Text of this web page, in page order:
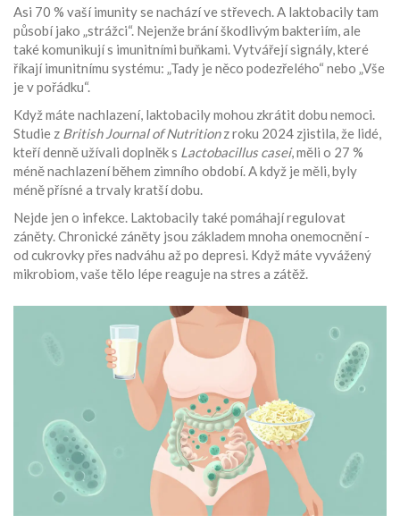
Asi 70 % vaší imunity se nachází ve střevech. A laktobacily tam
působí jako „strážci“. Nejenže brání škodlivým bakteriím, ale
také komunikují s imunitními buňkami. Vytvářejí signály, které
říkají imunitnímu systému: „Tady je něco podezřelého“ nebo „Vše
je v pořádku“.
Když máte nachlazení, laktobacily mohou zkrátit dobu nemoci.
Studie z British Journal of Nutritionz roku 2024 zjistila, že lidé,
kteří denně užívali doplněk s Lactobacillus casei, měli o 27 %
méně nachlazení během zimního období. A když je měli, byly
méně přísné a trvaly kratší dobu.
Nejde jen o infekce. Laktobacily také pomáhají regulovat
záněty. Chronické záněty jsou základem mnoha onemocnění -
od cukrovky přes nadváhu až po depresi. Když máte vyvážený
mikrobiom, vaše tělo lépe reaguje na stres a zátěž.